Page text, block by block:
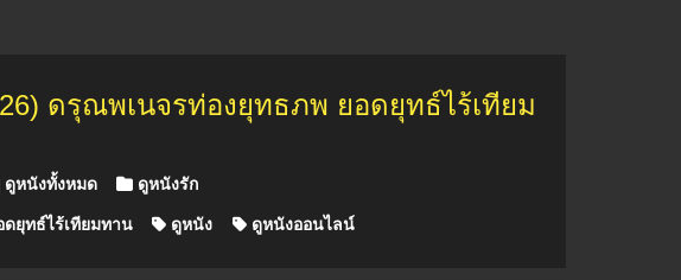
ดรุณพเนจรท่องยุทธภพ ยอดยุทธ์ไร้เทียม
ดูหนังทั้งหมด ดูหนังรัก
ยุทธ์ไร้เทียมทาน ดูหนัง ดูหนังออนไลน์